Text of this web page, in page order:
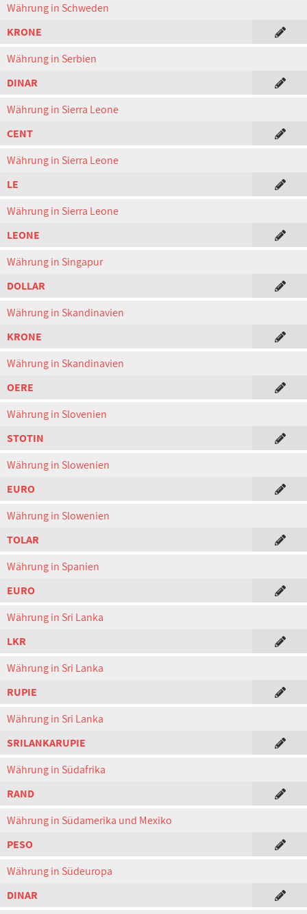
Währung in Schweden
KRONE
Währung in Serbien
DINAR
Währung in Sierra Leone
CENT
Währung in Sierra Leone
LE
Währung in Sierra Leone
LEONE
Währung in Singapur
DOLLAR
Währung in Skandinavien
KRONE
Währung in Skandinavien
OERE
Währung in Slovenien
STOTIN
Währung in Slowenien
EURO
Währung in Slowenien
TOLAR
Währung in Spanien
EURO
Währung in Sri Lanka
LKR
Währung in Sri Lanka
RUPIE
Währung in Sri Lanka
SRILANKARUPIE
Währung in Südafrika
RAND
Währung in Südamerika und Mexiko
PESO
Währung in Südeuropa
DINAR